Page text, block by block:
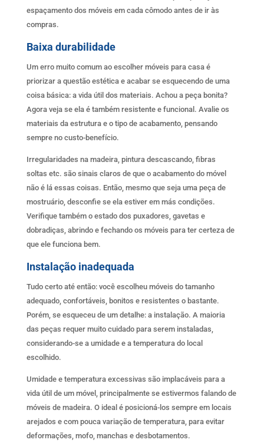
espaçamento dos móveis em cada cômodo antes de ir às
compras.
Baixa durabilidade
Um erro muito comum ao escolher móveis para casa é
priorizar a questão estética e acabar se esquecendo de uma
coisa básica: a vida útil dos materiais. Achou a peça bonita?
Agora veja se ela é também resistente e funcional. Avalie os
materiais da estrutura e o tipo de acabamento, pensando
sempre no custo-benefício.
Irregularidades na madeira, pintura descascando, fibras
soltas etc. são sinais claros de que o acabamento do móvel
não é lá essas coisas. Então, mesmo que seja uma peça de
mostruário, desconfie se ela estiver em más condições.
Verifique também o estado dos puxadores, gavetas e
dobradiças, abrindo e fechando os móveis para ter certeza de
que ele funciona bem.
Instalação inadequada
Tudo certo até então: você escolheu móveis do tamanho
adequado, confortáveis, bonitos e resistentes o bastante.
Porém, se esqueceu de um detalhe: a instalação. A maioria
das peças requer muito cuidado para serem instaladas,
considerando-se a umidade e a temperatura do local
escolhido.
Umidade e temperatura excessivas são implacáveis para a
vida útil de um móvel, principalmente se estivermos falando de
móveis de madeira. O ideal é posicioná-los sempre em locais
arejados e com pouca variação de temperatura, para evitar
deformações, mofo, manchas e desbotamentos.